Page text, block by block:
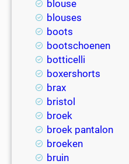
blouse
blouses
boots
bootschoenen
botticelli
boxershorts
brax
bristol
broek
broek pantalon
broeken
bruin